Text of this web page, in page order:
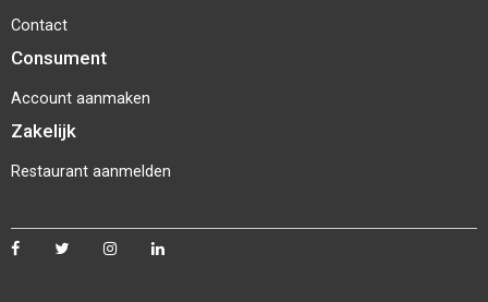
Contact
Consument
Account aanmaken
Zakelijk
Restaurant aanmelden